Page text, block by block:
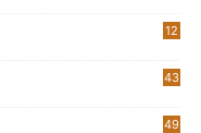
12
43
49